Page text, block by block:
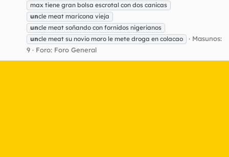
max tiene gran bolsa escrotal con dos canicas
uncle meat maricona vieja
uncle meat soñando con fornidos nigerianos
uncle meat su novio moro le mete droga en colacao
Masunos:
9
Foro: Foro General